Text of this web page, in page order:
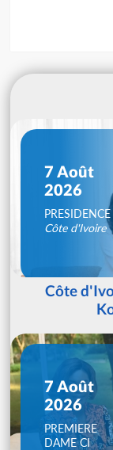
7 Août
2026
PRESIDENCE
Côte d'Ivoire
Côte
7 Août
2026
PREMIERE
DAME CI